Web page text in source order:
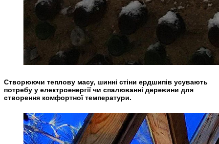
Створюючи теплову масу, шинні стіни ердшипів усувають
потребу у електроенергії чи спалюванні деревини для
створення комфортної температури.